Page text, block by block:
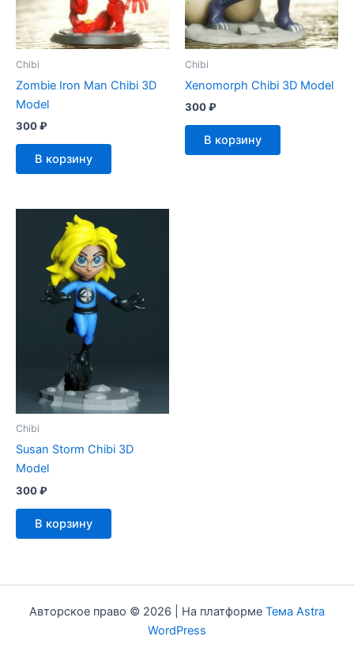
Chibi
Zombie Iron Man Chibi 3D
Model
300₽
В корзину
Chibi
Xenomorph Chibi 3D Model
300₽
В корзину
Chibi
Susan Storm Chibi 3D
Model
300₽
В корзину
Авторское право © 2026 | На платформе Тема Astra
WordPress